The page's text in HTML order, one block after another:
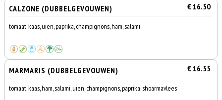
CALZONE (DUBBELGEVOUWEN) € 16.50
tomaat, kaas, uien, paprika, champignons, ham, salami
MARMARIS (DUBBELGEVOUWEN) € 16.55
tomaat, kaas, ham, salami, uien, champignons, paprika, shoarmavlees